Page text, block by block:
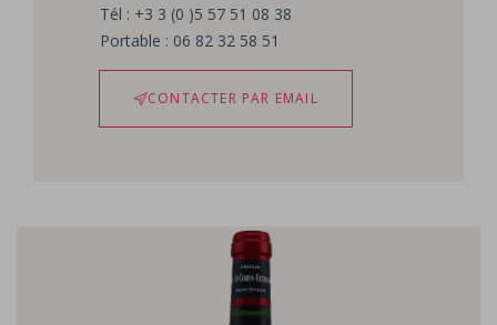
Tél : +3 3 (0 )5 57 51 08 38
Portable : 06 82 32 58 51
CONTACTER PAR EMAIL